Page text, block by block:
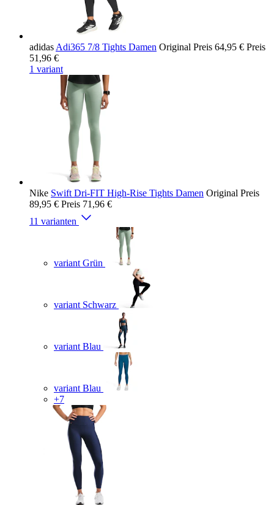
adidas Adi365 7/8 Tights Damen Original Preis 64,95 € Preis
51,96 €
1 variant
Nike Swift Dri-FIT High-Rise Tights Damen Original Preis
89,95 € Preis 71,96 €
11 varianten
variant Grün
variant Schwarz
variant Blau
variant Blau
+7